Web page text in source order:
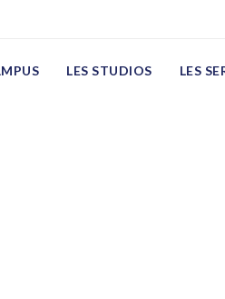
LES STUDIOS LES